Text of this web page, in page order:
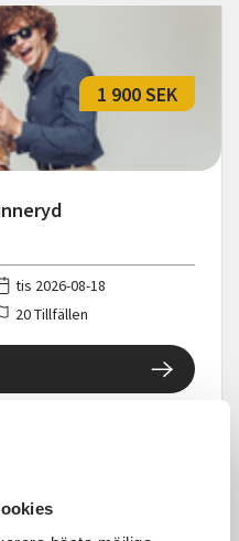
1 900 SEK
tis 2026-08-18
20 Tillfällen